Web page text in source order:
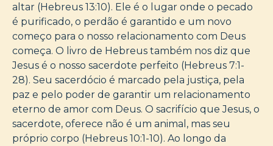
altar (Hebreus 13:10). Ele é o lugar onde o pecado
é purificado, o perdão é garantido e um novo
começo para o nosso relacionamento com Deus
começa. O livro de Hebreus também nos diz que
Jesus é o nosso sacerdote perfeito (Hebreus 7:1-
28). Seu sacerdócio é marcado pela justiça, pela
paz e pelo poder de garantir um relacionamento
eterno de amor com Deus. O sacrifício que Jesus, o
sacerdote, oferece não é um animal, mas seu
próprio corpo (Hebreus 10:1-10). Ao longo da